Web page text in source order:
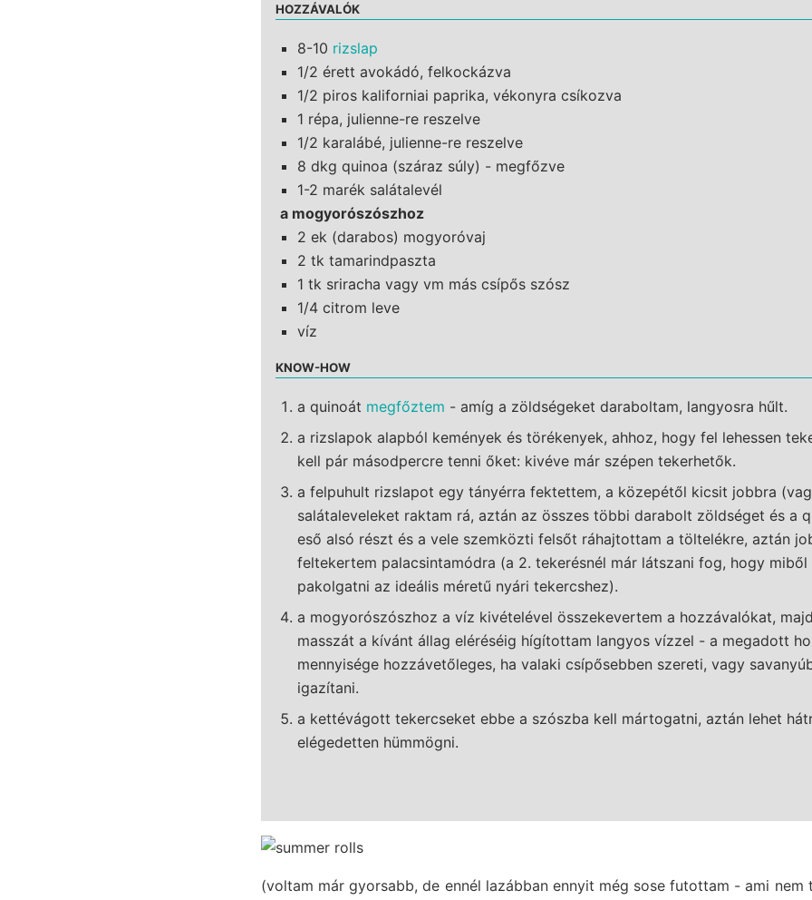
HOZZÁVALÓK
8-10 rizslap
1/2 érett avokádó, felkockázva
1/2 piros kaliforniai paprika, vékonyra csíkozva
1 répa, julienne-re reszelve
1/2 karalábé, julienne-re reszelve
8 dkg quinoa (száraz súly) - megfőzve
1-2 marék salátalevél
a mogyorószószhoz
2 ek (darabos) mogyoróvaj
2 tk tamarindpaszta
1 tk sriracha vagy vm más csípős szósz
1/4 citrom leve
víz
KNOW-HOW
a quinoát megfőztem - amíg a zöldségeket daraboltam, langyosra hűlt.
a rizslapok alapból kemények és törékenyek, ahhoz, hogy fel lehessen
kell pár másodpercre tenni őket: kivéve már szépen tekerhetők.
a felpuhult rizslapot egy tányérra fektettem, a közepétől kicsit jobbra
salátaleveleket raktam rá, aztán az összes többi darabolt zöldséget és a
eső alsó részt és a vele szemközti felsőt ráhajtottam a töltelékre, aztán
feltekertem palacsintamódra (a 2. tekerésnél már látszani fog, hogy miből
pakolgatni az ideális méretű nyári tekercshez).
a mogyorószószhoz a víz kivételével összekevertem a hozzávalókat,
masszát a kívánt állag eléréséig hígítottam langyos vízzel - a megadott
mennyisége hozzávetőleges, ha valaki csípősebben szereti, vagy
igazítani.
a kettévágott tekercseket ebbe a szószba kell mártogatni, aztán lehet
elégedetten hümmögni.
(voltam már gyorsabb, de ennél lazábban ennyit még sose futottam - ami nem